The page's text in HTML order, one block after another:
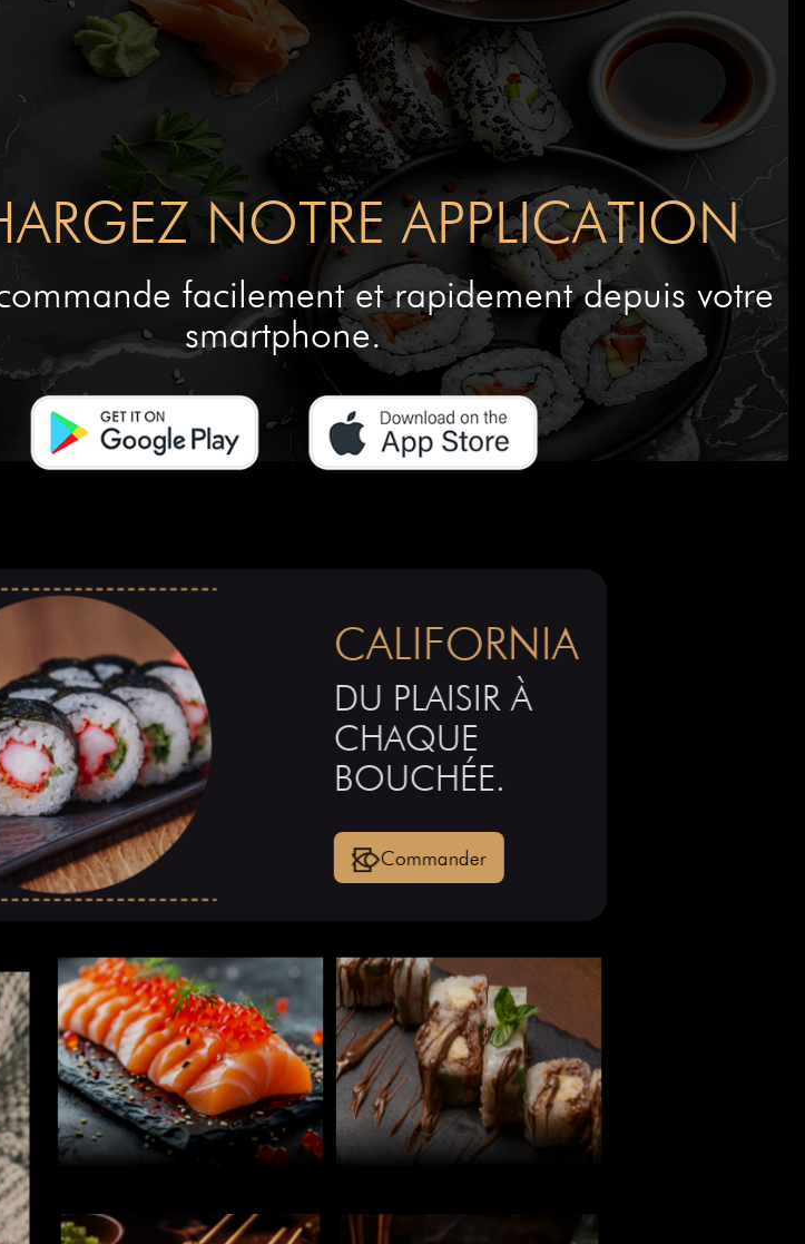
Fraîchement préparés pour
vous !
Commander
FRAÎCHEUR
Un panorama de saveurs
vous attend.
Commander
NOTRE APPLICATION
facilement et rapidement depuis votre
smartphone.
CALIFORNIA
DU PLAISIR À
CHAQUE
BOUCHÉE.
Commander